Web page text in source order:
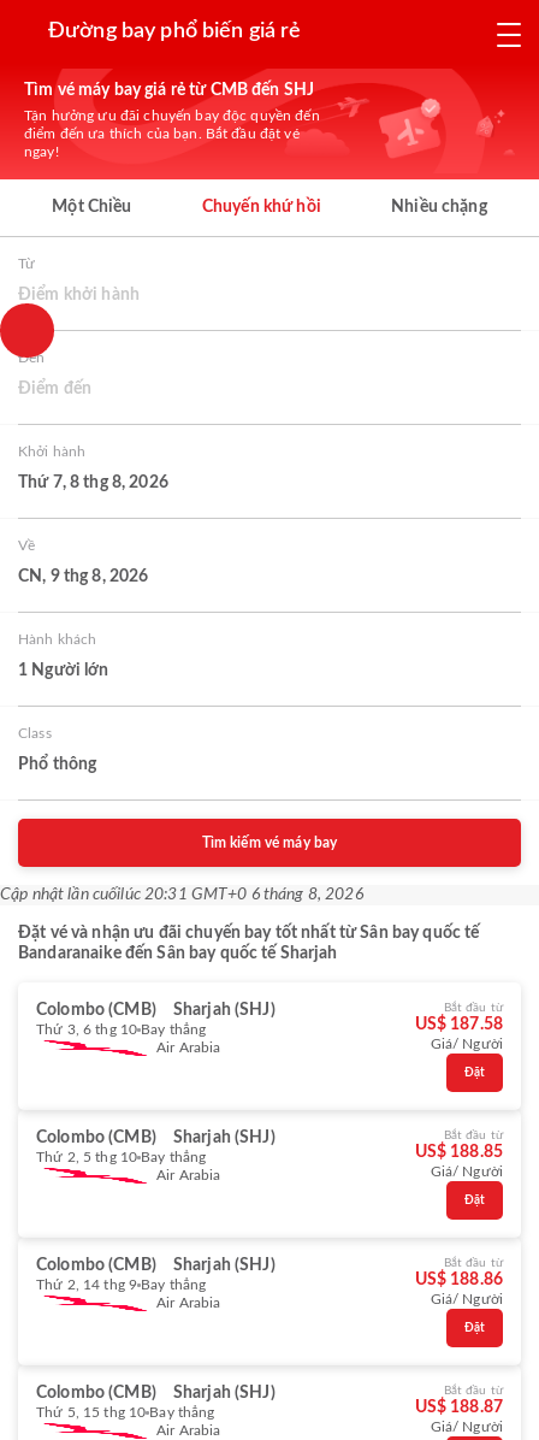
Đường bay phổ biến giá rẻ
Tìm vé máy bay giá rẻ từ CMB đến SHJ
Tận hưởng ưu đãi chuyến bay độc quyền đến
điểm đến ưa thích của bạn. Bắt đầu đặt vé
ngay!
Một Chiều Chuyến khứ hồi Nhiều chặng
Từ
Điểm khởi hành
Đến
Điểm đến
Khởi hành
Thứ 7, 8 thg 8, 2026
Về
CN, 9 thg 8, 2026
Hành khách
1 Người lớn
Class
Phổ thông
Tìm kiếm vé máy bay
Cập nhật lần cuốilúc 20:31 GMT+0 6 tháng 8, 2026
Đặt vé và nhận ưu đãi chuyến bay tốt nhất từ Sân bay quốc tế
Bandaranaike đến Sân bay quốc tế Sharjah
Colombo (CMB) Sharjah (SHJ)
Thứ 3, 6 thg 10 Bay thẳng
Air Arabia
Bắt đầu từ
US$ 187.58
Giá/ Người
Đặt
Colombo (CMB) Sharjah (SHJ)
Thứ 2, 5 thg 10 Bay thẳng
Air Arabia
Bắt đầu từ
US$ 188.85
Giá/ Người
Đặt
Colombo (CMB) Sharjah (SHJ)
Thứ 2, 14 thg 9 Bay thẳng
Air Arabia
Bắt đầu từ
US$ 188.86
Giá/ Người
Đặt
Colombo (CMB) Sharjah (SHJ)
Thứ 5, 15 thg 10 Bay thẳng
Air Arabia
Bắt đầu từ
US$ 188.87
Giá/ Người